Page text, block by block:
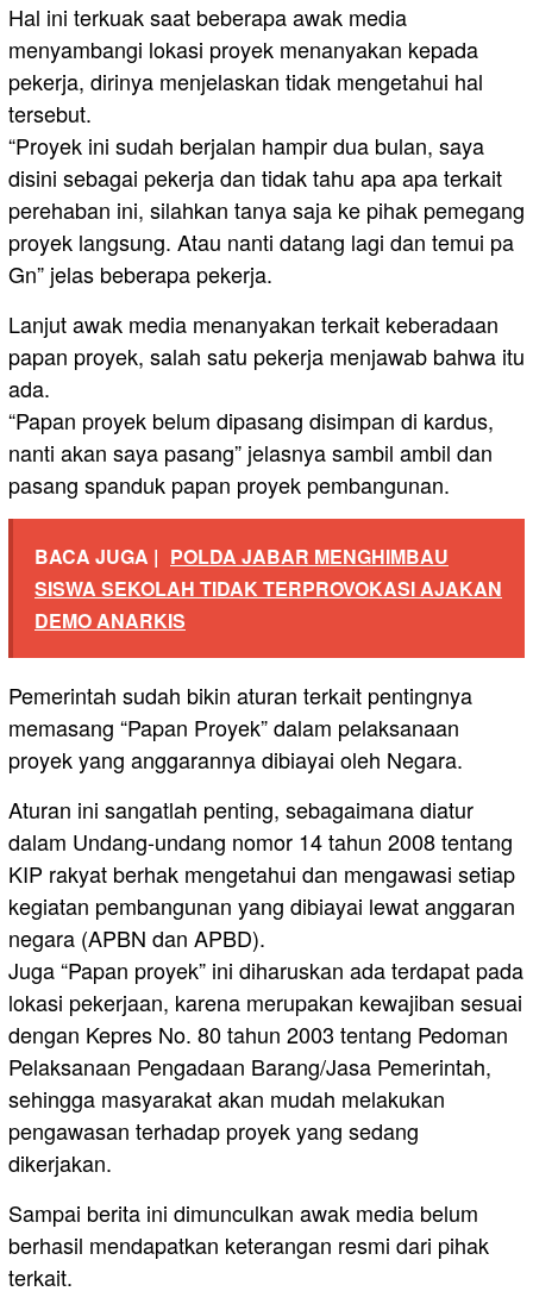
Hal ini terkuak saat beberapa awak media
menyambangi lokasi proyek menanyakan kepada
pekerja, dirinya menjelaskan tidak mengetahui hal
tersebut.
“Proyek ini sudah berjalan hampir dua bulan, saya
disini sebagai pekerja dan tidak tahu apa apa terkait
perehaban ini, silahkan tanya saja ke pihak pemegang
proyek langsung. Atau nanti datang lagi dan temui pa
Gn” jelas beberapa pekerja.
Lanjut awak media menanyakan terkait keberadaan
papan proyek, salah satu pekerja menjawab bahwa itu
ada.
“Papan proyek belum dipasang disimpan di kardus,
nanti akan saya pasang” jelasnya sambil ambil dan
pasang spanduk papan proyek pembangunan.
BACA JUGA | POLDA JABAR MENGHIMBAU
SISWA SEKOLAH TIDAK TERPROVOKASI AJAKAN
DEMO ANARKIS
Pemerintah sudah bikin aturan terkait pentingnya
memasang “Papan Proyek” dalam pelaksanaan
proyek yang anggarannya dibiayai oleh Negara.
Aturan ini sangatlah penting, sebagaimana diatur
dalam Undang-undang nomor 14 tahun 2008 tentang
KIP rakyat berhak mengetahui dan mengawasi setiap
kegiatan pembangunan yang dibiayai lewat anggaran
negara (APBN dan APBD).
Juga “Papan proyek” ini diharuskan ada terdapat pada
lokasi pekerjaan, karena merupakan kewajiban sesuai
dengan Kepres No. 80 tahun 2003 tentang Pedoman
Pelaksanaan Pengadaan Barang/Jasa Pemerintah,
sehingga masyarakat akan mudah melakukan
pengawasan terhadap proyek yang sedang
dikerjakan.
Sampai berita ini dimunculkan awak media belum
berhasil mendapatkan keterangan resmi dari pihak
terkait.